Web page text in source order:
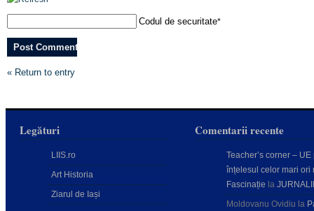
Codul de securitate*
« Return to entry
Legături
LIIS.ro
Art Historia
Ziarul de Iași
Comentarii recente
Teacher’s corner – UE
înțelesul celor mari ori
Fascinație la
Moldovanu Ovidiu la